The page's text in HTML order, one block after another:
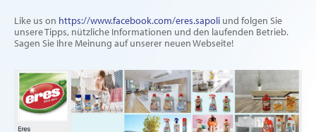
Like us on https://www.facebook.com/eres.sapoli und folgen Sie
unsere Tipps, nützliche Informationen und den laufenden Betrieb.
Sagen Sie Ihre Meinung auf unserer neuen Webseite!